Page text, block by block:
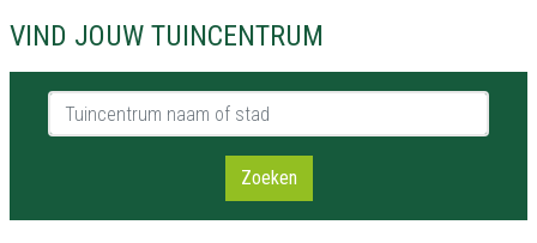
VIND JOUW TUINCENTRUM
Tuincentrum naam of stad
Zoeken